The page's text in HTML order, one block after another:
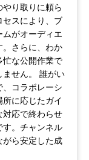
り取りに頼ら
スにより、ブ
がオーディエ
。さらに、わか
忙な公開作業で
せん。 誰がい
コラボレーシ
に応じたガイ
対応で終わらせ
。チャンネル
ら安定した成